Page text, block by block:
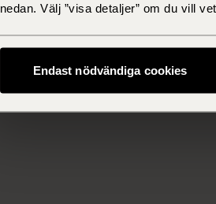
nedan. Välj ”visa detaljer” om du vill
Endast nödvändiga cookies